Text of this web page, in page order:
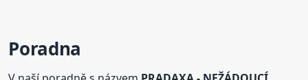
Poradna